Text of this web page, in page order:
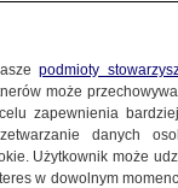
podmioty
może
zapewnienia
danych
Użytkownik może
w dowolnym